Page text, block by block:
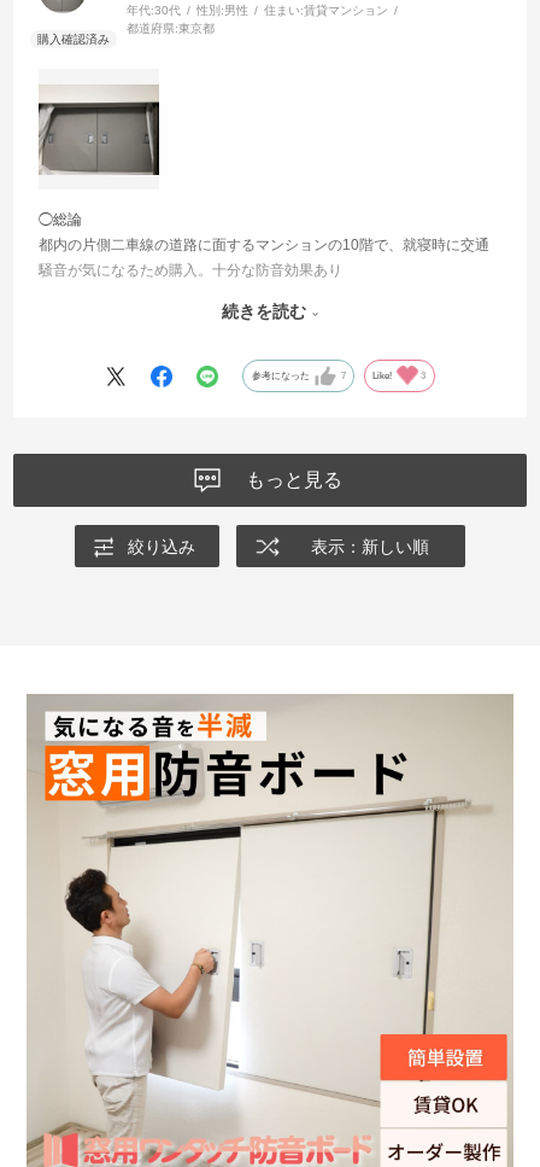
年代:30代 性別:男性 住まい:賃貸マンション
都道府県:東京都
◯総論
都内の片側二車線の道路に面するマンションの10階で、就寝時に交通
騒音が気になるため購入。十分な防音効果あり
くらい静かに。大きなトラックやバイクの大きな音がかすかに聞こえ
ミリ単位での採寸が必要となります。メジャーかあれば1人でも採寸で
◯設置の難易度
続きを読む
参考になった 7 Like! 3
もっと見る
絞り込み 表示：新しい順